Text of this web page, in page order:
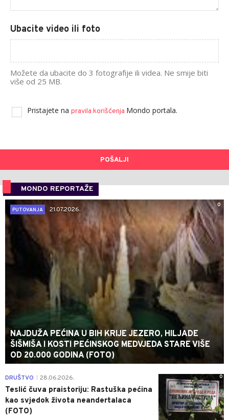
Ubacite video ili foto
Možete da ubacite do 3 fotografije ili videa. Ne smije biti
više od 25 MB.
Pristajete na pravila korišćenja Mondo portala.
POŠALJI
MONDO REPORTAŽE
0
PUTOVANJA
21.07.2026.
NAJDUŽA PEĆINA U BIH KRIJE JEZERO, HILJADE
ŠIŠMIŠA I KOSTI PEĆINSKOG MEDVJEDA STARE VIŠE
OD 20.000 GODINA (FOTO)
0
DRUŠTVO 28.06.2026.
Teslić čuva praistoriju: Rastuška pećina
kao svjedok života neandertalaca
(FOTO)